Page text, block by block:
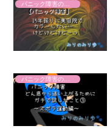
パニック障害のこと
パニック障害のこと